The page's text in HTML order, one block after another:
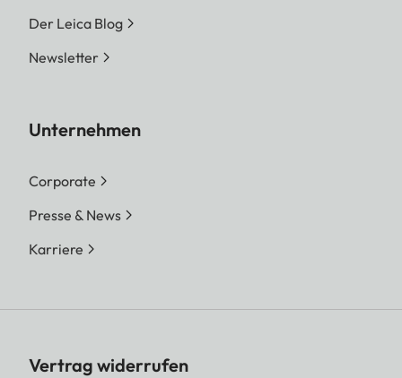
Der Leica Blog
Newsletter
Unternehmen
Corporate
Presse & News
Karriere
Vertrag widerrufen